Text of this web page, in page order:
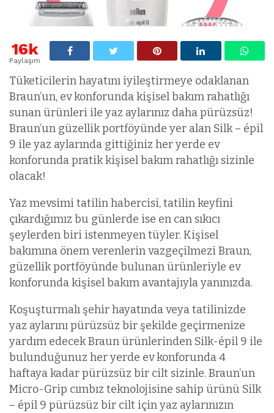
16k
Paylaşım
Tüketicilerin hayatını iyileştirmeye odaklanan
Braun’un, ev konforunda kişisel bakım rahatlığı
sunan ürünleri ile yaz aylarınız daha pürüzsüz!
Braun’un güzellik portföyünde yer alan Silk – épil
9 ile yaz aylarında gittiğiniz her yerde ev
konforunda pratik kişisel bakım rahatlığı sizinle
olacak!
Yaz mevsimi tatilin habercisi, tatilin keyfini
çıkardığımız bu günlerde ise en can sıkıcı
şeylerden biri istenmeyen tüyler. Kişisel
bakımına önem verenlerin vazgeçilmezi Braun,
güzellik portföyünde bulunan ürünleriyle ev
konforunda kişisel bakım avantajıyla yanınızda.
Koşuşturmalı şehir hayatında veya tatilinizde
yaz aylarını pürüzsüz bir şekilde geçirmenize
yardım edecek Braun ürünlerinden Silk-épil 9 ile
bulunduğunuz her yerde ev konforunda 4
haftaya kadar pürüzsüz bir cilt sizinle. Braun’un
Micro-Grip cımbız teknolojisine sahip ürünü Silk
– épil 9 pürüzsüz bir cilt için yaz aylarınızın